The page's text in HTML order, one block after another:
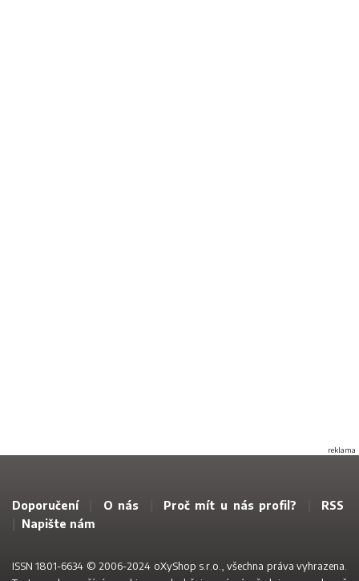
reklama
Doporučení| O nás Proč mít u nás profil?
RSS
Napište nám
ISSN 1801-6634 © 2006-2024 oXyShop s.r.o., všechna práva vyhrazena.